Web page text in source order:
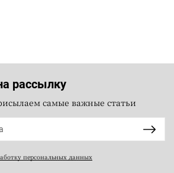
рассылку
самые важные статьи
персональных данных